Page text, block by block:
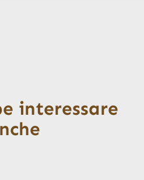
interessare